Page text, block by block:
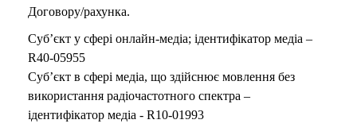
Договору/рахунка.
Суб’єкт у сфері онлайн-медіа; ідентифікатор медіа –
R40-05955
Суб’єкт в сфері медіа, що здійснює мовлення без
використання радіочастотного спектра –
ідентифікатор медіа - R10-01993